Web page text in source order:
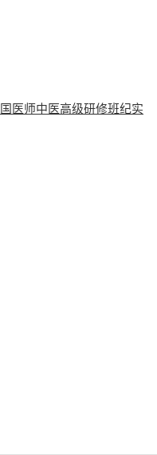
医师中医高级研修班纪实